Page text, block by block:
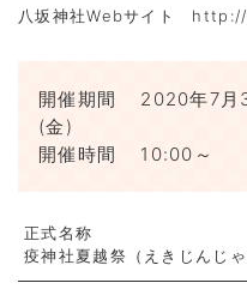
八坂神社Webサイト
開催期間
2020年7月
(金)
開催時間
10:00～
正式名称
疫神社夏越祭（えきじんじゃ